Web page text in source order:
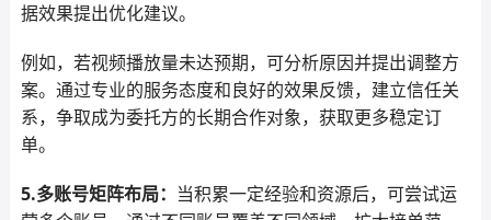
据效果提出优化建议。
例如，若视频播放量未达预期，可分析原因并提出调整方
案。通过专业的服务态度和良好的效果反馈，建立信任关
系，争取成为委托方的长期合作对象，获取更多稳定订
单。
5.多账号矩阵布局： 当积累一定经验和资源后，可尝试运